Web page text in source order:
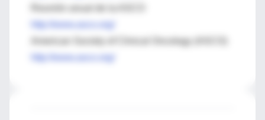
American Society of Clinical Oncology (ASCO)